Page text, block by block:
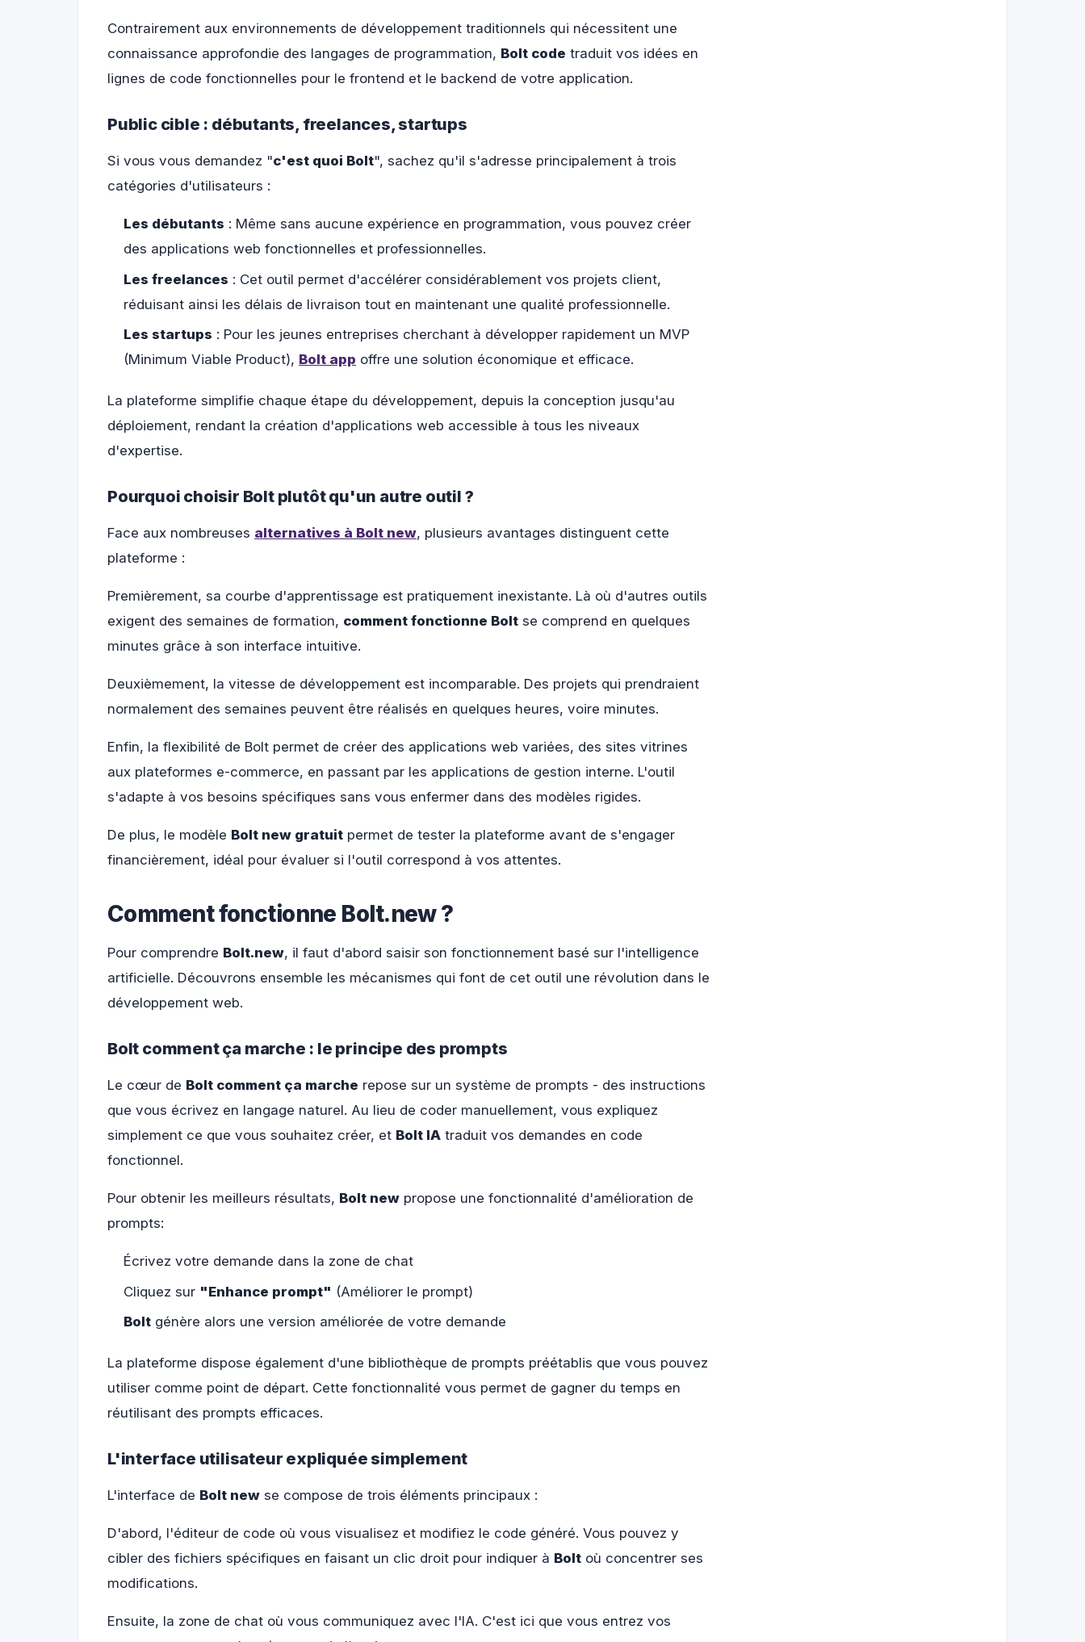
Contrairement aux environnements de développement traditionnels qui nécessitent une
connaissance approfondie des langages de programmation, Bolt code traduit vos idées en
lignes de code fonctionnelles pour le frontend et le backend de votre application.
Public cible : débutants, freelances, startups
Si vous vous demandez "c'est quoi Bolt", sachez qu'il s'adresse principalement à trois
catégories d'utilisateurs :
Les débutants : Même sans aucune expérience en programmation, vous pouvez créer
des applications web fonctionnelles et professionnelles.
Les freelances : Cet outil permet d'accélérer considérablement vos projets client,
réduisant ainsi les délais de livraison tout en maintenant une qualité professionnelle.
Les startups : Pour les jeunes entreprises cherchant à développer rapidement un MVP
(Minimum Viable Product), Bolt app offre une solution économique et efficace.
La plateforme simplifie chaque étape du développement, depuis la conception jusqu'au
déploiement, rendant la création d'applications web accessible à tous les niveaux
d'expertise.
Pourquoi choisir Bolt plutôt qu'un autre outil ?
Face aux nombreuses alternatives à Bolt new, plusieurs avantages distinguent cette
plateforme :
Premièrement, sa courbe d'apprentissage est pratiquement inexistante. Là où d'autres outils
exigent des semaines de formation, comment fonctionne Bolt se comprend en quelques
minutes grâce à son interface intuitive.
Deuxièmement, la vitesse de développement est incomparable. Des projets qui prendraient
normalement des semaines peuvent être réalisés en quelques heures, voire minutes.
Enfin, la flexibilité de Bolt permet de créer des applications web variées, des sites vitrines
aux plateformes e-commerce, en passant par les applications de gestion interne. L'outil
s'adapte à vos besoins spécifiques sans vous enfermer dans des modèles rigides.
De plus, le modèle Bolt new gratuit permet de tester la plateforme avant de s'engager
financièrement, idéal pour évaluer si l'outil correspond à vos attentes.
Comment fonctionne Bolt.new ?
Pour comprendre Bolt.new, il faut d'abord saisir son fonctionnement basé sur l'intelligence
artificielle. Découvrons ensemble les mécanismes qui font de cet outil une révolution dans le
développement web.
Bolt comment ça marche : le principe des prompts
Le cœur de Bolt comment ça marche repose sur un système de prompts - des instructions
que vous écrivez en langage naturel. Au lieu de coder manuellement, vous expliquez
simplement ce que vous souhaitez créer, et Bolt IA traduit vos demandes en code
fonctionnel.
Pour obtenir les meilleurs résultats, Bolt new propose une fonctionnalité d'amélioration de
prompts:
Écrivez votre demande dans la zone de chat
Cliquez sur "Enhance prompt" (Améliorer le prompt)
Bolt génère alors une version améliorée de votre demande
La plateforme dispose également d'une bibliothèque de prompts préétablis que vous pouvez
utiliser comme point de départ. Cette fonctionnalité vous permet de gagner du temps en
réutilisant des prompts efficaces.
L'interface utilisateur expliquée simplement
L'interface de Bolt new se compose de trois éléments principaux :
D'abord, l'éditeur de code où vous visualisez et modifiez le code généré. Vous pouvez y
cibler des fichiers spécifiques en faisant un clic droit pour indiquer à Bolt où concentrer ses
modifications.
Ensuite, la zone de chat où vous communiquez avec l'IA. C'est ici que vous entrez vos